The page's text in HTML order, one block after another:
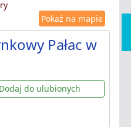
Pokaż na mapie
Pałac w
Dodaj do ulubionych